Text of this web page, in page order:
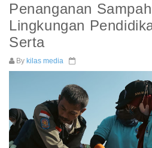
Penanganan
Lingkungan
Serta
By kilas media